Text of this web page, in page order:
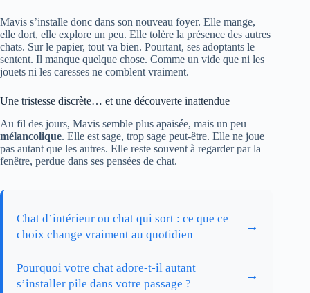
Mavis s’installe donc dans son nouveau foyer. Elle mange,
elle dort, elle explore un peu. Elle tolère la présence des autres
chats. Sur le papier, tout va bien. Pourtant, ses adoptants le
sentent. Il manque quelque chose. Comme un vide que ni les
jouets ni les caresses ne comblent vraiment.
Une tristesse discrète… et une découverte inattendue
Au fil des jours, Mavis semble plus apaisée, mais un peu
mélancolique. Elle est sage, trop sage peut-être. Elle ne joue
pas autant que les autres. Elle reste souvent à regarder par la
fenêtre, perdue dans ses pensées de chat.
Chat d’intérieur ou chat qui sort : ce que ce
choix change vraiment au quotidien
→
Pourquoi votre chat adore-t-il autant
s’installer pile dans votre passage ?
→